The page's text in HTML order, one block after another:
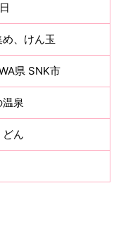
、けん玉
県 SNK市
泉
ん